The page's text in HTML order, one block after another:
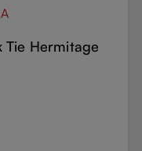
Tie Hermitage